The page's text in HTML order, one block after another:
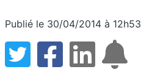
Publié le 30/04/2014 à 12h53